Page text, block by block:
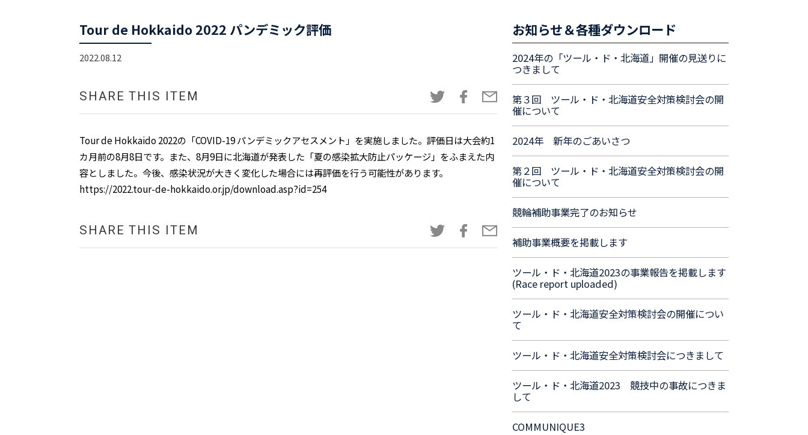
Tour de Hokkaido 2022 パンデミック評価
2022.08.12
SHARE THIS ITEM
Tour de Hokkaido 2022の「COVID-19 パンデミックアセスメント」を実施しました。評価日は大会約1
カ月前の8月8日です。また、8月9日に北海道が発表した「夏の感染拡大防止パッケージ」をふまえた内
容としました。今後、感染状況が大きく変化した場合には再評価を行う可能性があります。
https://2022.tour-de-hokkaido.or.jp/download.asp?id=254
SHARE THIS ITEM
お知らせ＆各種ダウンロード
2024年の「ツール・ド・北海道」開催の見送りに
つきまして
第３回 ツール・ド・北海道安全対策検討会の開
催について
2024年 新年のごあいさつ
第２回 ツール・ド・北海道安全対策検討会の開
催について
競輪補助事業完了のお知らせ
補助事業概要を掲載します
ツール・ド・北海道2023の事業報告を掲載します
(Race report uploaded)
ツール・ド・北海道安全対策検討会の開催につい
て
ツール・ド・北海道安全対策検討会につきまして
ツール・ド・北海道2023 競技中の事故につきま
して
COMMUNIQUE3